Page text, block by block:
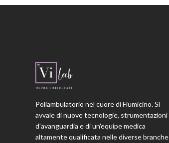
Poliambulatorio nel cuore di Fiumicino. Si
avvale di nuove tecnologie, strumentazioni
d'avanguardia e di un'equipe medica
altamente qualificata nelle diverse branche